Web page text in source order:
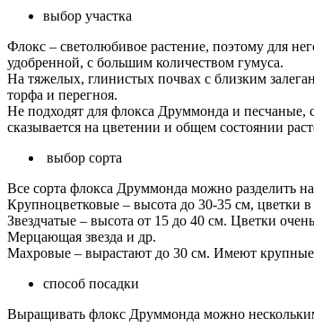
выбор участка
Флокс – светолюбивое растение, поэтому для
удобренной, с большим количеством гумуса.
На тяжелых, глинистых почвах с близким
торфа и перегноя.
Не подходят для флокса Друммонда и песчаные,
сказывается на цветении и общем состоянии
выбор сорта
Все сорта флокса Друммонда можно разделить
Крупноцветковые – высота до 30-35 см, цветки
Звездчатые – высота от 15 до 40 см. Цветки
Мерцающая звезда и др.
Махровые – вырастают до 30 см. Имеют
способ посадки
Выращивать флокс Друммонда можно